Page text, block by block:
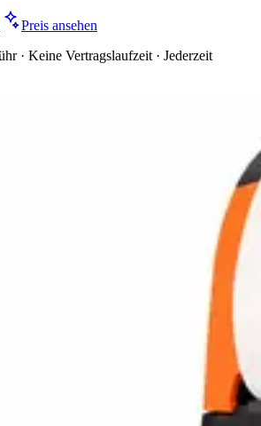
Preis ansehen
· Keine Vertragslaufzeit · Jederzeit